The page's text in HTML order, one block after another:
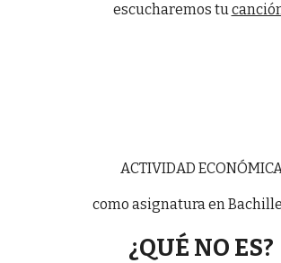
escucharemos tu
ACTIVIDAD
como asignatura en
¿QUÉ NO